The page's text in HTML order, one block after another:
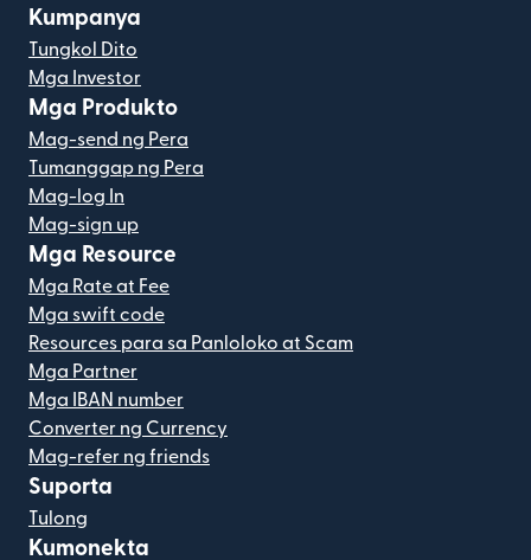
Kumpanya
Tungkol Dito
Mga Investor
Mga Produkto
Mag-send ng Pera
Tumanggap ng Pera
Mag-log In
Mag-sign up
Mga Resource
Mga Rate at Fee
Mga swift code
Resources para sa Panloloko at Scam
Mga Partner
Mga IBAN number
Converter ng Currency
Mag-refer ng friends
Suporta
Tulong
Kumonekta